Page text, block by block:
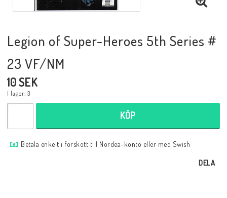
Samlartillbehör
Serier Sverige
Serier USA
Legion of Super-Heroes 5th Series #
23 VF/NM
10 SEK
I lager: 3
KÖP
Betala enkelt i förskott till Nordea-konto eller med Swish
DELA